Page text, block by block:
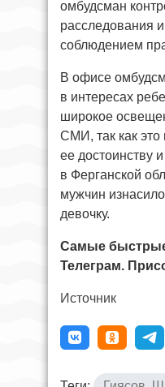
омбудсман
расследования
соблюдением
В офисе
в интересах
широкое
СМИ, так как
ее достоинству
в Ферганской
мужчин
девочку.
Самые
Телеграм.
Источник